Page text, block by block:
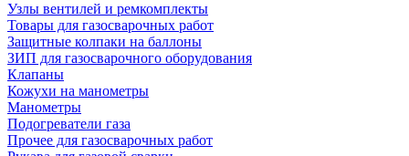
Узлы вентилей и ремкомплекты
Товары для газосварочных работ
Защитные колпаки на баллоны
ЗИП для газосварочного оборудования
Клапаны
Кожухи на манометры
Манометры
Подогреватели газа
Прочее для газосварочных работ